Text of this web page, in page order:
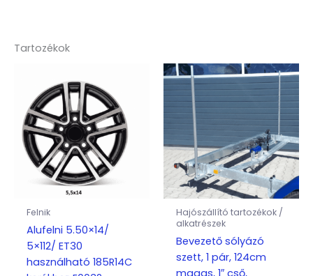
Tartozékok
Felnik
Alufelni 5.50×14/
5×112/ ET30
használható 185R14C
Hajószállító tartozékok /
alkatrészek
Bevezető sólyázó
szett, 1 pár, 124cm
magas, 1″ cső,